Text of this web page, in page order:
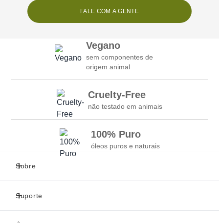
FALE COM A GENTE
Vegano
sem componentes de
origem animal
Cruelty-Free
não testado em animais
100% Puro
óleos puros e naturais
Sobre
Suporte